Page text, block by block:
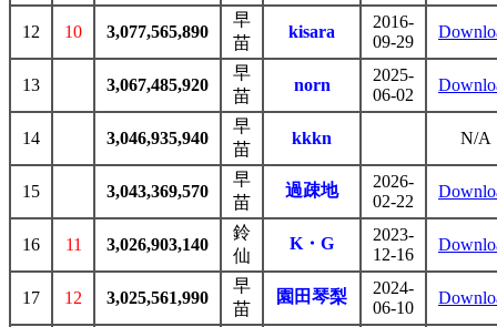
12 10 3,077,565,890
早
苗
kisara
2016-
09-29
13 3,067,485,920
早
苗
norn
2025-
06-02
14 3,046,935,940
早
苗
kkkn N/A
15 3,043,369,570
早
苗
過疎地
2026-
02-22
16 11 3,026,903,140
鈴
仙
K・G
2023-
12-16
17 12 3,025,561,990
早
苗
園田琴梨
2024-
06-10